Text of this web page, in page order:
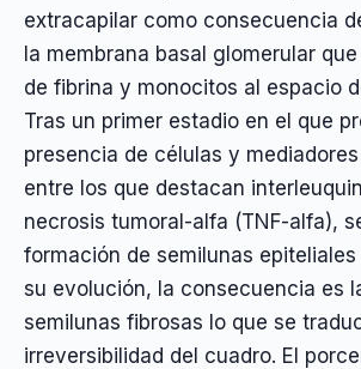
extracapilar como consecuencia
la membrana basal glomerular
de fibrina y monocitos al espacio
Tras un primer estadio en el que
presencia de células y
entre los que destacan
necrosis tumoral-alfa (TNF-alfa),
formación de semilunas epiteliales
su evolución, la consecuencia es
semilunas fibrosas lo que se
irreversibilidad del cuadro. El